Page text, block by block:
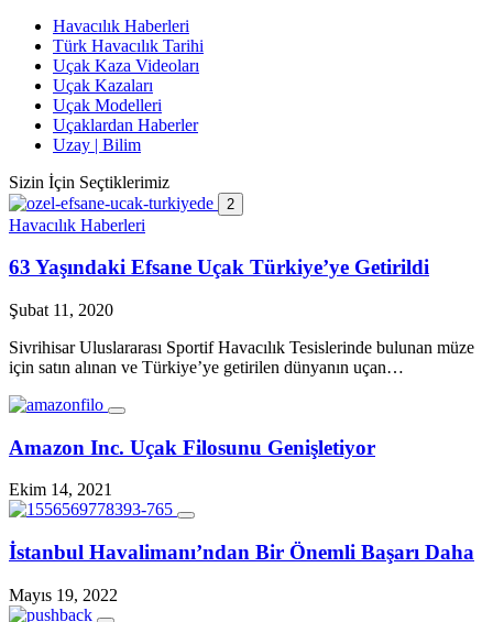
Havacılık Haberleri
Türk Havacılık Tarihi
Uçak Kaza Videoları
Uçak Kazaları
Uçak Modelleri
Uçaklardan Haberler
Uzay | Bilim
Sizin İçin Seçtiklerimiz
2
Havacılık Haberleri
63 Yaşındaki Efsane Uçak Türkiye’ye Getirildi
Şubat 11, 2020
Sivrihisar Uluslararası Sportif Havacılık Tesislerinde bulunan müze
için satın alınan ve Türkiye’ye getirilen dünyanın uçan…
Amazon Inc. Uçak Filosunu Genişletiyor
Ekim 14, 2021
İstanbul Havalimanı’ndan Bir Önemli Başarı Daha
Mayıs 19, 2022